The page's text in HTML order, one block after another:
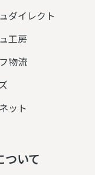
ダイレクト
工房
物流
ット
ついて